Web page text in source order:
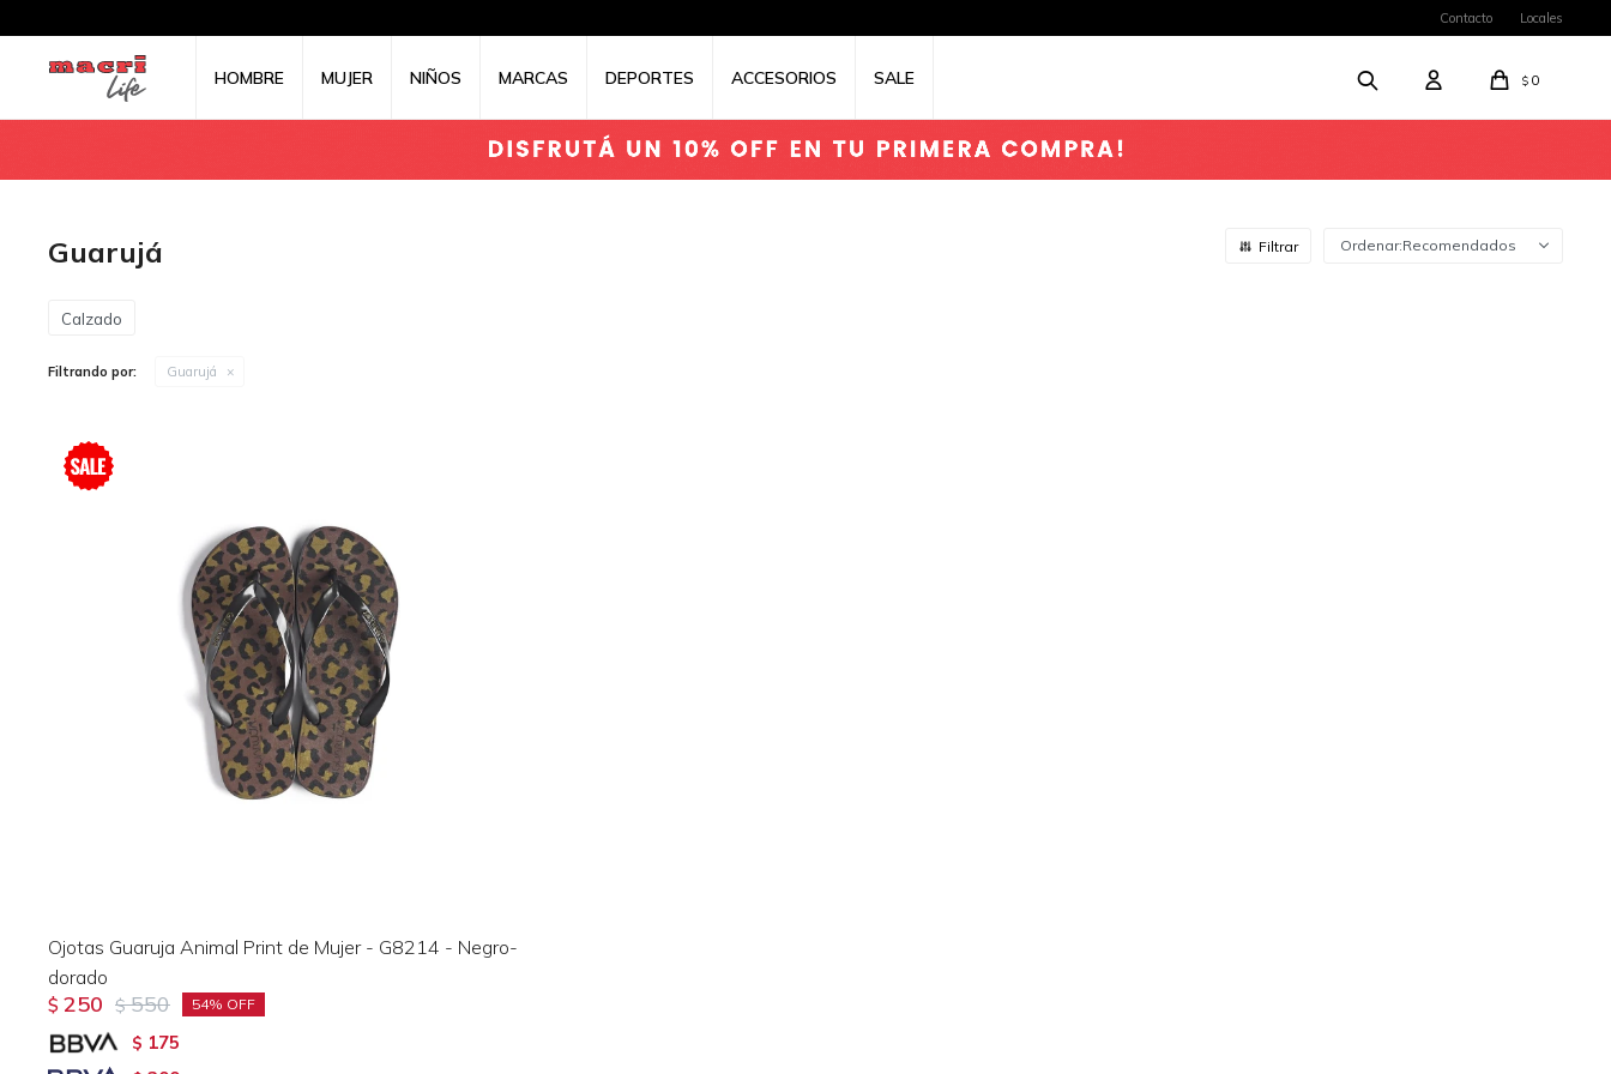
HOMBRE MUJER NIÑOS MARCAS DEPORTES ACCESORIOS SALE $ 0
Contacto Locales
Guarujá Recomendados
Calzado
Filtrando por: Guarujá
Ojotas Guaruja Animal Print de Mujer - G8214 - Negro-
dorado
$ 250 $ 550 54
$ 175